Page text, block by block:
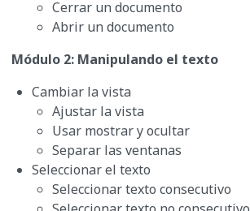
Cerrar un documento
Abrir un documento
Módulo 2: Manipulando el texto
Cambiar la vista
Ajustar la vista
Usar mostrar y ocultar
Separar las ventanas
Seleccionar el texto
Seleccionar texto consecutivo